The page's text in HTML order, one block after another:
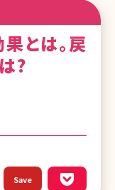
とは。戻
?
Save